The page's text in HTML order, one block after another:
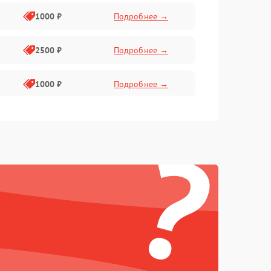
1000 ₽ Подробнее →
2500 ₽ Подробнее →
1000 ₽ Подробнее →
1000 ₽
Подробнее →
?